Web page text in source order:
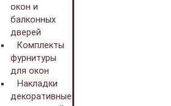
окон и
балконных
дверей
Комплекты
фурнитуры
для окон
Накладки
декоративные